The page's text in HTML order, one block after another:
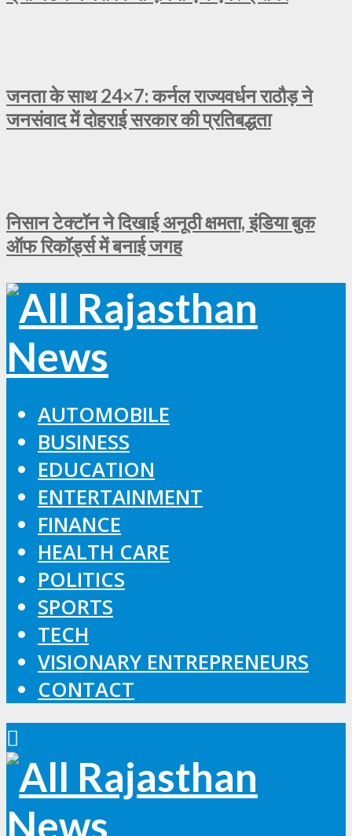
जनता के साथ 24×7: कर्नल राज्यवर्धन राठौड़ ने
जनसंवाद में दोहराई सरकार की प्रतिबद्धता
निसान टेक्टॉन ने दिखाई अनूठी क्षमता, इंडिया बुक
ऑफ रिकॉर्ड्स में बनाई जगह
AUTOMOBILE
BUSINESS
EDUCATION
ENTERTAINMENT
FINANCE
HEALTH CARE
POLITICS
SPORTS
TECH
VISIONARY ENTREPRENEURS
CONTACT